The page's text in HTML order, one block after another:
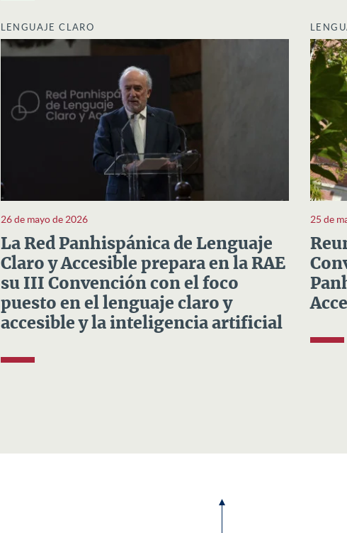
LENGUAJE CLARO
26 de mayo de 2026
La Red Panhispánica de Lenguaje
Claro y Accesible prepara en la RAE
su III Convención con el foco
puesto en el lenguaje claro y
accesible y la inteligencia artificial
25 de